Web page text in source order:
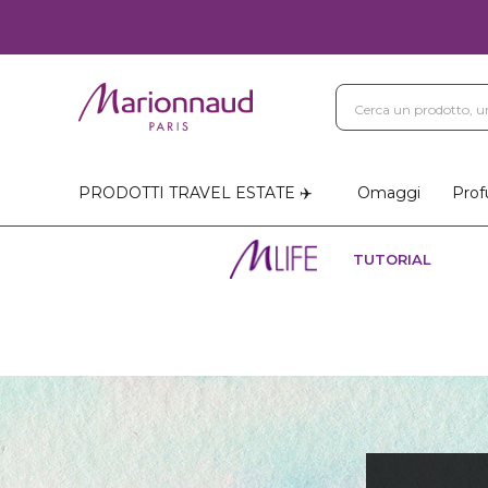
PRODOTTI TRAVEL ESTATE ✈️ Omaggi
TUTORIAL